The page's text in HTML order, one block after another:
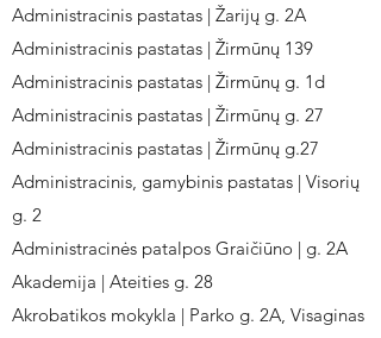
Administracinis pastatas | Žarijų g. 2A
Administracinis pastatas | Žirmūnų 139
Administracinis pastatas | Žirmūnų g. 1d
Administracinis pastatas | Žirmūnų g. 27
Administracinis pastatas | Žirmūnų g.27
Administracinis, gamybinis pastatas | Visorių
g. 2
Administracinės patalpos Graičiūno | g. 2A
Akademija | Ateities g. 28
Akrobatikos mokykla | Parko g. 2A, Visaginas